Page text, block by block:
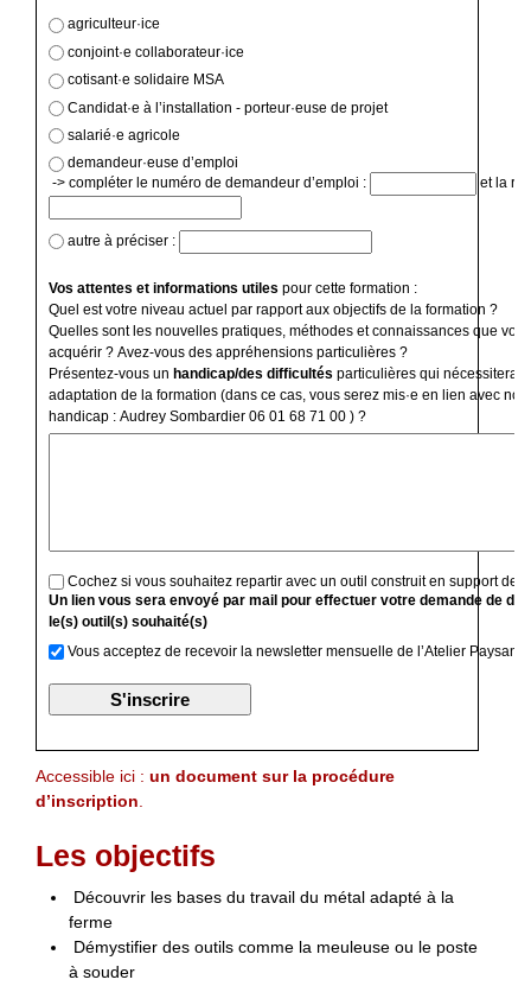
agriculteur·ice
conjoint·e collaborateur·ice
cotisant·e solidaire MSA
Candidat·e à l’installation - porteur·euse de projet
salarié·e agricole
demandeur·euse d’emploi
-> compléter le numéro de demandeur d’emploi :
et la
autre à préciser :
Vos attentes et informations utiles pour cette formation :
Quel est votre niveau actuel par rapport aux objectifs de la formation ?
Quelles sont les nouvelles pratiques, méthodes et connaissances que
acquérir ? Avez-vous des appréhensions particulières ?
Présentez-vous un handicap/des difficultés particulières qui
adaptation de la formation (dans ce cas, vous serez mis·e en lien avec
handicap : Audrey Sombardier 06 01 68 71 00 ) ?
Cochez si vous souhaitez repartir avec un outil construit en support de
Un lien vous sera envoyé par mail pour effectuer votre demande de
le(s) outil(s) souhaité(s)
Vous acceptez de recevoir la newsletter mensuelle de l’Atelier Paysan
Accessible ici : un document sur la procédure
d’inscription
Les objectifs
Découvrir les bases du travail du métal adapté à la
ferme
Démystifier des outils comme la meuleuse ou le poste
à souder